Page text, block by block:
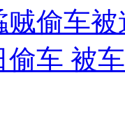
拳打脚踢
贼偷车
车 被